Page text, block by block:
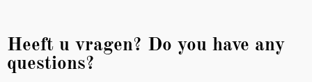
Heeft u vragen? Do you have any
questions?